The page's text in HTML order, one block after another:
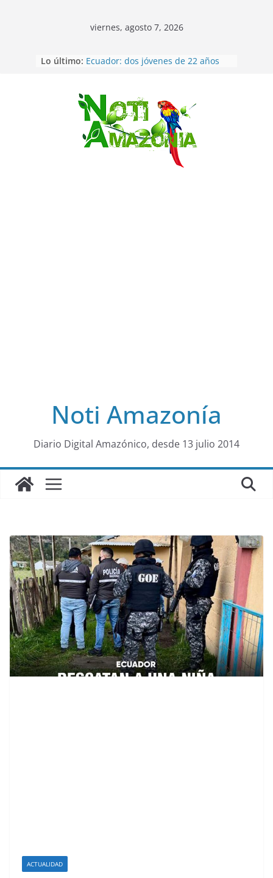
Saltar
al
viernes, agosto 7, 2026
Lo último: Ecuador: dos jóvenes de 22 años
Sentencian a 34 años de prisión a
implicados en caso de Alison,
oriunda de Tena
Vozinha, el arquero sensación de
cabo Verde, ya llegó para
incorporarse a Colo Colo de Chile
Pastaza: la parroquia Diez de
Noti Amazonía
Diario Digital Amazónico, desde 13 julio 2014
ACTUALIDAD